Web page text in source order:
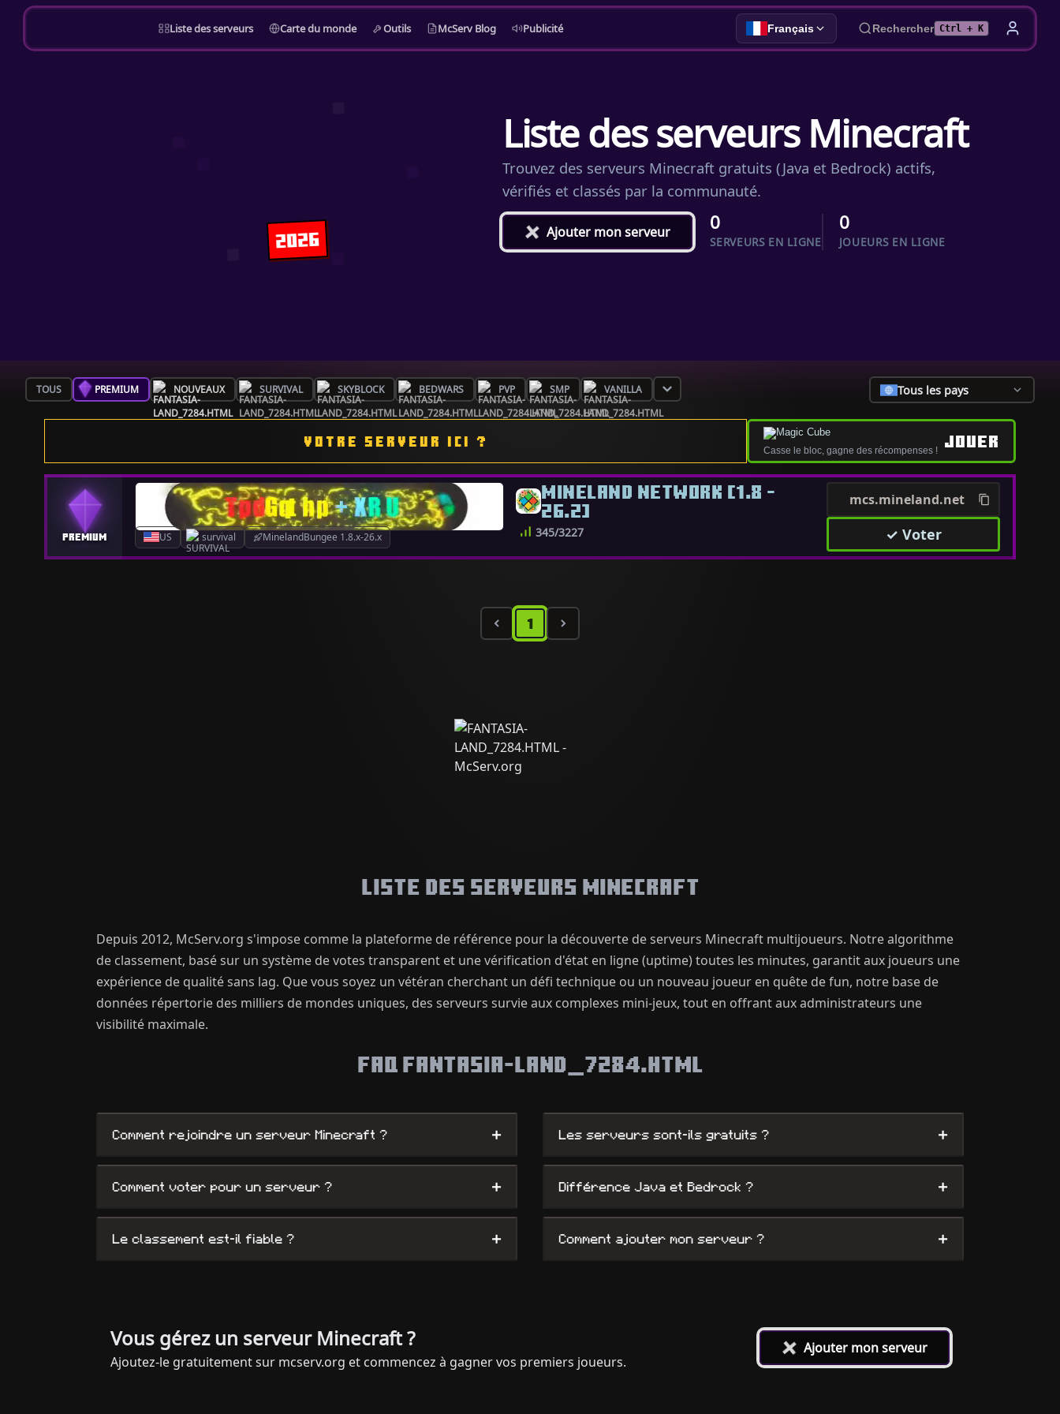
Liste des serveurs Carte du monde Outils McServ Blog Publicité Français Rechercher Ctrl + K
2026
Liste des serveurs Minecraft
Trouvez des serveurs Minecraft gratuits (Java et Bedrock) actifs,
vérifiés et classés par la communauté.
+Ajouter mon serveur 0
SERVEURS EN LIGNE
0
JOUEURS EN LIGNE
TOUS PREMIUM NOUVEAUX SURVIVAL SKYBLOCK BEDWARS PVP SMP VANILLA Tous les pays
VOTRE SERVEUR ICI ? Casse le bloc, gagne des récompenses ! JOUER
US survival MinelandBungee 1.8.x-26.x
MINELAND NETWORK [1.8 -
26.2]
345/3227
mcs.mineland.net
✓ Voter
1
Liste des serveurs Minecraft
Depuis 2012, McServ.org s'impose comme la plateforme de référence pour la découverte de serveurs Minecraft multijoueurs. Notre algorithme
de classement, basé sur un système de votes transparent et une vérification d'état en ligne (uptime) toutes les minutes, garantit aux joueurs une
expérience de qualité sans lag. Que vous soyez un vétéran cherchant un défi technique ou un nouveau joueur en quête de fun, notre base de
données répertorie des milliers de mondes uniques, des serveurs survie aux complexes mini-jeux, tout en offrant aux administrateurs une
visibilité maximale.
FAQ FANTASIA-LAND_7284.HTML
Comment rejoindre un serveur Minecraft ? + Les serveurs sont-ils gratuits ? +
Comment voter pour un serveur ? + Différence Java et Bedrock ? +
Le classement est-il fiable ? + Comment ajouter mon serveur ? +
Vous gérez un serveur Minecraft ?
Ajoutez-le gratuitement sur mcserv.org et commencez à gagner vos premiers joueurs.
+Ajouter mon serveur